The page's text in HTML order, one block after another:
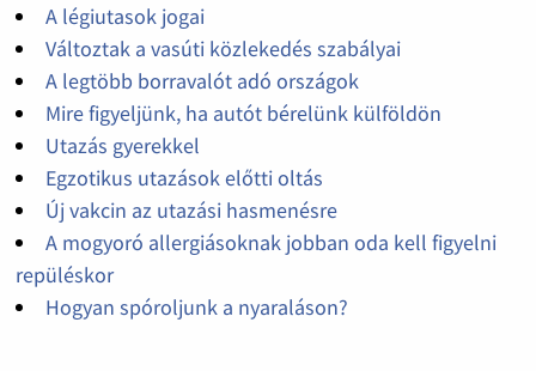
A légiutasok jogai
Változtak a vasúti közlekedés szabályai
A legtöbb borravalót adó országok
Mire figyeljünk, ha autót bérelünk külföldön
Utazás gyerekkel
Egzotikus utazások előtti oltás
Új vakcin az utazási hasmenésre
A mogyoró allergiásoknak jobban oda kell figyelni
repüléskor
Hogyan spóroljunk a nyaraláson?